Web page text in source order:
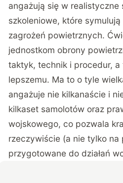
angażują się w realistyczne
szkoleniowe, które
zagrożeń powietrznych.
jednostkom obrony
taktyk, technik i procedur,
lepszemu. Ma to o tyle
angażuje nie kilkanaście i
kilkaset samolotów oraz
wojskowego, co pozwala
rzeczywiście (a nie tylko na
przygotowane do działań